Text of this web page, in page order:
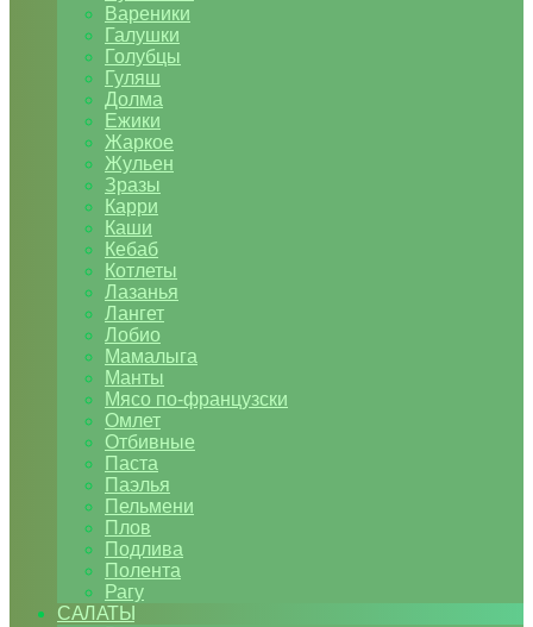
Вареники
Галушки
Голубцы
Гуляш
Долма
Ежики
Жаркое
Жульен
Зразы
Карри
Каши
Кебаб
Котлеты
Лазанья
Лангет
Лобио
Мамалыга
Манты
Мясо по-французски
Омлет
Отбивные
Паста
Паэлья
Пельмени
Плов
Подлива
Полента
Рагу
САЛАТЫ